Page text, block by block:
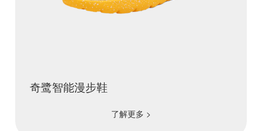
奇鹭智能漫步鞋
了解更多 >